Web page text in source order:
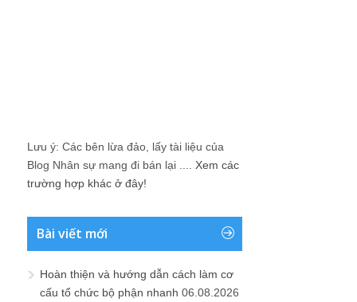
Lưu ý: Các bên lừa đảo, lấy tài liệu của
Blog Nhân sự mang đi bán lại .... Xem các
trường hợp khác ở đây!
Bài viết mới
Hoàn thiện và hướng dẫn cách làm cơ
cấu tổ chức bộ phận nhanh 06.08.2026